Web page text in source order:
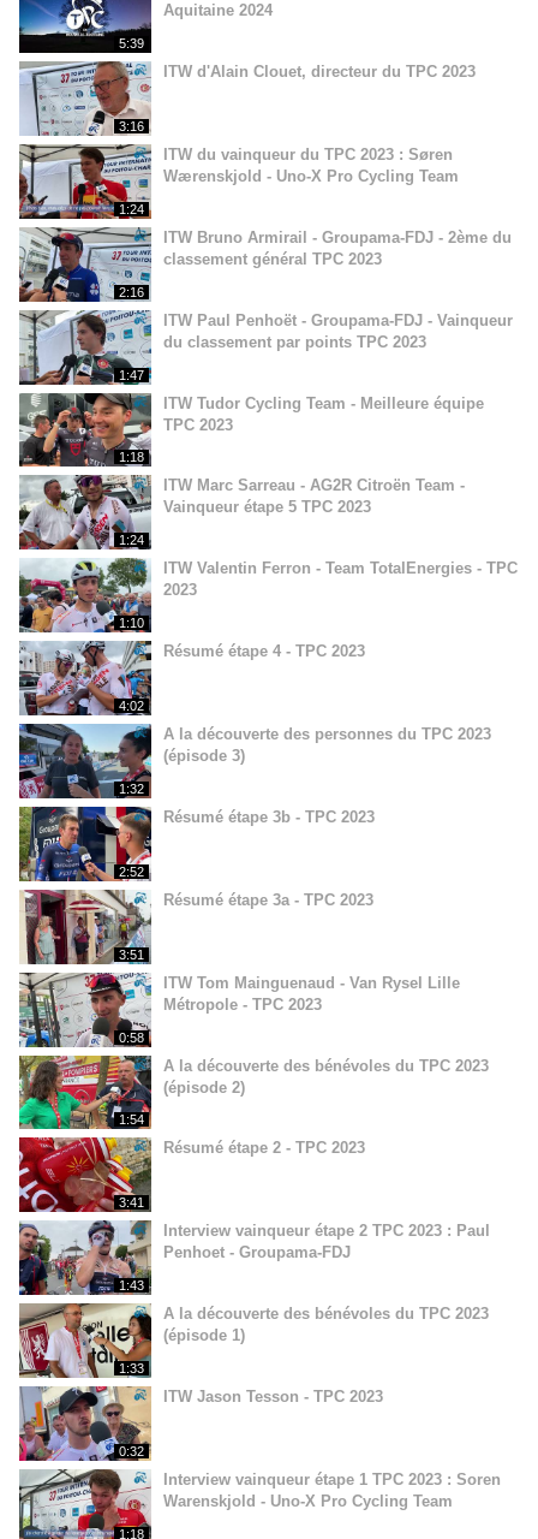
5:39
Aquitaine 2024
3:16
ITW d'Alain Clouet, directeur du TPC 2023
1:24
ITW du vainqueur du TPC 2023 : Søren
Wærenskjold - Uno-X Pro Cycling Team
2:16
ITW Bruno Armirail - Groupama-FDJ - 2ème du
classement général TPC 2023
1:47
ITW Paul Penhoët - Groupama-FDJ - Vainqueur
du classement par points TPC 2023
1:18
ITW Tudor Cycling Team - Meilleure équipe
TPC 2023
1:24
ITW Marc Sarreau - AG2R Citroën Team -
Vainqueur étape 5 TPC 2023
1:10
ITW Valentin Ferron - Team TotalEnergies - TPC
2023
4:02
Résumé étape 4 - TPC 2023
1:32
A la découverte des personnes du TPC 2023
(épisode 3)
2:52
Résumé étape 3b - TPC 2023
3:51
Résumé étape 3a - TPC 2023
0:58
ITW Tom Mainguenaud - Van Rysel Lille
Métropole - TPC 2023
1:54
A la découverte des bénévoles du TPC 2023
(épisode 2)
3:41
Résumé étape 2 - TPC 2023
1:43
Interview vainqueur étape 2 TPC 2023 : Paul
Penhoet - Groupama-FDJ
1:33
A la découverte des bénévoles du TPC 2023
(épisode 1)
0:32
ITW Jason Tesson - TPC 2023
1:18
Interview vainqueur étape 1 TPC 2023 : Soren
Warenskjold - Uno-X Pro Cycling Team